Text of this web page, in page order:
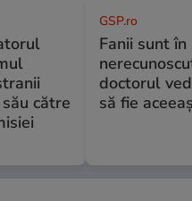
către
GSP.ro
Fanii sunt în
doctorul
să fie